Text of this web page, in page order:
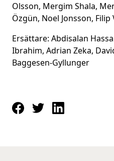
Olsson, Mergim Shala,
Özgün, Noel Jonsson, Filip
Ersättare: Abdisalan
Ibrahim, Adrian Zeka,
Baggesen-Gyllunger